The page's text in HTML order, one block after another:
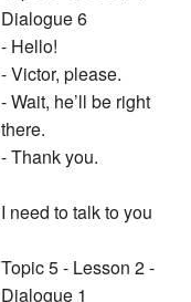
Dialogue 6
- Hello!
- Victor, please.
- Wait, he’ll be right
there.
- Thank you.
I need to talk to you
Topic 5 - Lesson 2 -
Dialogue 1